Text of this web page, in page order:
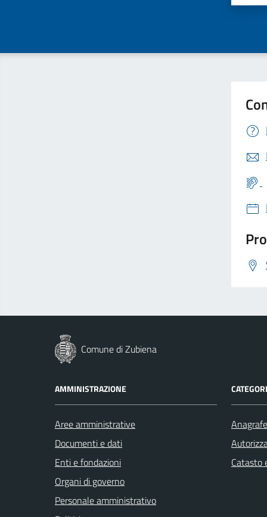
Comune di Zubiena
AMMINISTRAZIONE
Aree amministrative
Documenti e dati
Enti e fondazioni
Organi di governo
Personale amministrativo
Catasto